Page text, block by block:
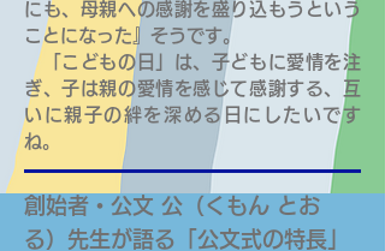
にも、母親への感謝を盛り込もうという
ことになった』そうです。
「こどもの日」は、子どもに愛情を注
ぎ、子は親の愛情を感じて感謝する、互
いに親子の絆を深める日にしたいです
ね。
創始者・公文 公（くもん とお
る）先生が語る「公文式の特長」